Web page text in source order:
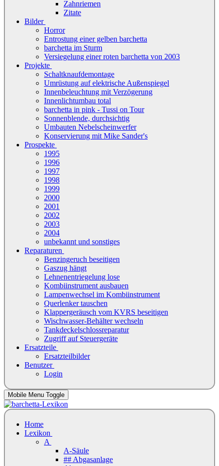
Zahnriemen
Zitate
Bilder
Horror
Entrostung einer gelben barchetta
barchetta im Sturm
Versiegelung einer roten barchetta von 2003
Projekte
Schaltknaufdemontage
Umrüstung auf elektrische Außenspiegel
Innenbeleuchtung mit Verzögerung
Innenlichtumbau total
barchetta in pink - Tussi on Tour
Sonnenblende, durchsichtig
Umbauten Nebelscheinwerfer
Konservierung mit Mike Sander's
Prospekte
1995
1996
1997
1998
1999
2000
2001
2002
2003
2004
unbekannt und sonstiges
Reparaturen
Benzingeruch beseitigen
Gaszug hängt
Lehnenentriegelung lose
Kombiinstrument ausbauen
Lampenwechsel im Kombiinstrument
Querlenker tauschen
Klappergeräusch vom KVRS beseitigen
Wischwasser-Behälter wechseln
Tankdeckelschlossreparatur
Zugriff auf Steuergeräte
Ersatzteile
Ersatzteilbilder
Benutzer
Login
Mobile Menu Toggle
Home
Lexikon
A
A-Säule
## Abgasanlage